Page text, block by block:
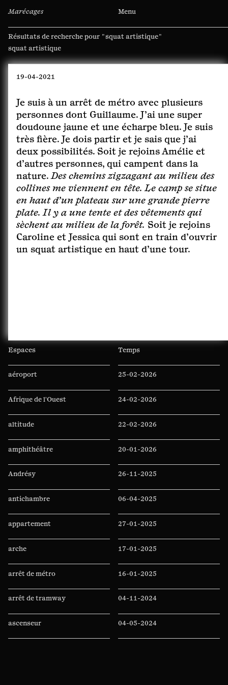
Marécages Menu
Résultats de recherche pour "squat artistique"
Rechercher :
19-04-2021
Je suis à un arrêt de métro avec plusieurs
personnes dont Guillaume. J’ai une super
doudoune jaune et une écharpe bleu. Je suis
très fière. Je dois partir et je sais que j’ai
deux possibilités. Soit je rejoins Amélie et
d’autres personnes, qui campent dans la
nature.Des chemins zigzagant au milieu des
collines me viennent en tête. Le camp se situe
en haut d’un plateau sur une grande pierre
plate. Il y a une tente et des vêtements qui
sèchent au milieu de la forêt. Soit je rejoins
Caroline et Jessica qui sont en train d’ouvrir
un squat artistique en haut d’une tour.
Espaces Temps
aéroport
Afrique de l'Ouest
altitude
amphithéâtre
Andrésy
antichambre
appartement
arche
arrêt de métro
arrêt de tramway
ascenseur
25-02-2026
24-02-2026
22-02-2026
20-01-2026
26-11-2025
06-04-2025
27-01-2025
17-01-2025
16-01-2025
04-11-2024
04-05-2024